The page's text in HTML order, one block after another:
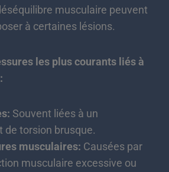
musculaire peuvent
à certaines lésions.
les plus courants liés à
Souvent liées à un
de torsion brusque.
musculaires: Causées par
musculaire excessive ou